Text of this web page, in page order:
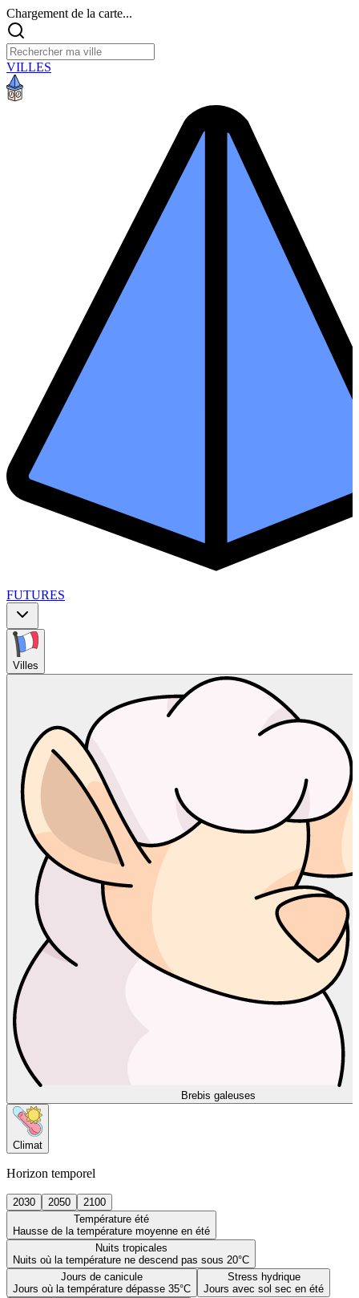
Chargement de la carte...
VILLES
FUTURES
Villes
Brebis galeuses
Climat
Horizon temporel
2030 2050
2100
Température été
Hausse de la température moyenne en été
Nuits tropicales
Nuits où la température ne descend pas sous 20°C
Jours de canicule
Jours où la température dépasse 35°C
Stress hydrique
Jours avec sol sec en été